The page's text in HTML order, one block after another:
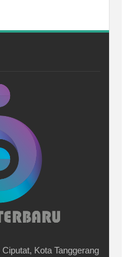
Kota Tanggerang